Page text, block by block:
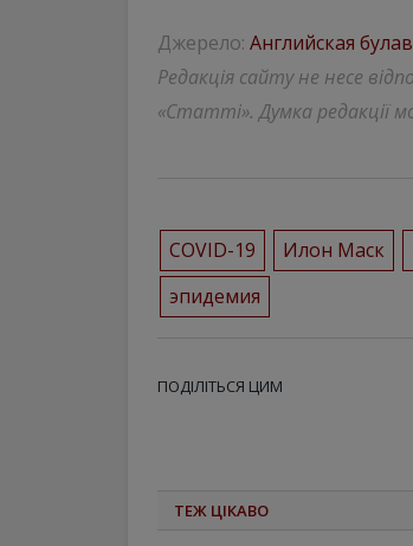
Джерело: Английская
Редакція сайту не несе
«Статті». Думка редакції
COVID-19 Илон Маск
эпидемия
ПОДІЛІТЬСЯ ЦИМ
ТЕЖ ЦІКАВО